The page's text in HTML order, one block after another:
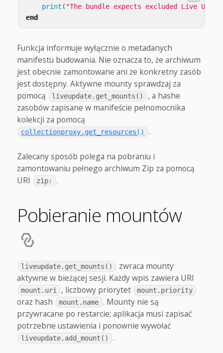
print ( "The bundle expects excluded Live
end
Funkcja informuje wyłącznie o metadanych
manifestu budowania. Nie oznacza to, że archiwum
jest obecnie zamontowane ani że konkretny zasób
jest dostępny. Aktywne mounty sprawdzaj za
pomocą
liveupdate.get_mounts()
, a hashe
zasobów zapisane w manifeście pełnomocnika
kolekcji za pomocą
collectionproxy.get_resources() .
Zalecany sposób polega na pobraniu i
zamontowaniu pełnego archiwum Zip za pomocą
URI
zip: .
Pobieranie mountów
liveupdate.get_mounts()
zwraca mounty
aktywne w bieżącej sesji. Każdy wpis zawiera URI
mount.uri , liczbowy priorytet mount.priority
oraz hash mount.name . Mounty nie są
przywracane po restarcie; aplikacja musi zapisać
potrzebne ustawienia i ponownie wywołać
liveupdate.add_mount() .